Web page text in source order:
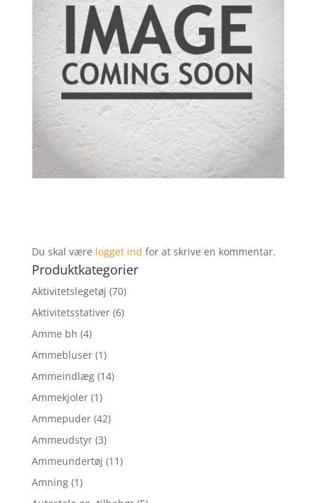
Du skal være logget ind for at skrive en kommentar.
Produktkategorier
Aktivitetslegetøj (70)
Aktivitetsstativer (6)
Amme bh (4)
Ammebluser (1)
Ammeindlæg (14)
Ammekjoler (1)
Ammepuder (42)
Ammeudstyr (3)
Ammeundertøj (11)
Amning (1)